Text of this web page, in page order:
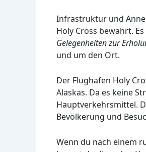
Infrastruktur und
Holy Cross bewahrt.
Gelegenheiten zur
und um den Ort.
Der Flughafen Holy
Alaskas. Da es keine
Hauptverkehrsmittel.
Bevölkerung und
Wenn du nach einem